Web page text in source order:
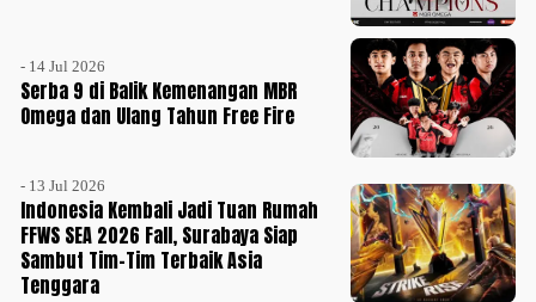
- 14 Jul 2026
Serba 9 di Balik Kemenangan MBR
Omega dan Ulang Tahun Free Fire
- 13 Jul 2026
Indonesia Kembali Jadi Tuan Rumah
FFWS SEA 2026 Fall, Surabaya Siap
Sambut Tim-Tim Terbaik Asia
Tenggara